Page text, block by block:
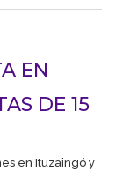
EN
DE 15
en Ituzaingó y